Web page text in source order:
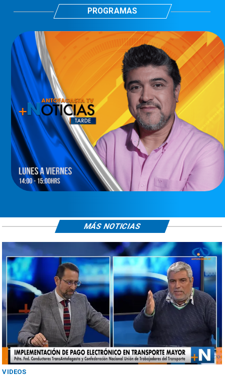
PROGRAMAS
VIDEOS
MÁS NOTICIAS